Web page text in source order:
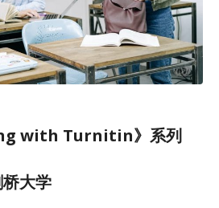
with Turnitin》系列
大学